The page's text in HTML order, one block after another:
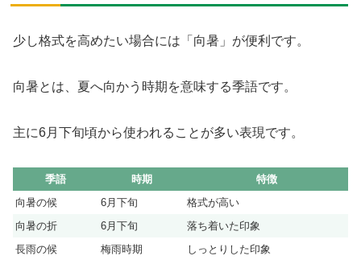
少し格式を高めたい場合には「向暑」が便利です。
向暑とは、夏へ向かう時期を意味する季語です。
主に6月下旬頃から使われることが多い表現です。
季語 時期
特徴
向暑の候
6月下旬
格式が高い
向暑の折
6月下旬
落ち着いた印象
長雨の候
梅雨時期 しっとりした印象